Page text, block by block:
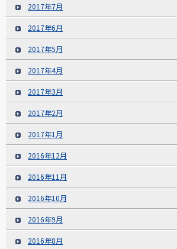
2017年7月
2017年6月
2017年5月
2017年4月
2017年3月
2017年2月
2017年1月
2016年12月
2016年11月
2016年10月
2016年9月
2016年8月